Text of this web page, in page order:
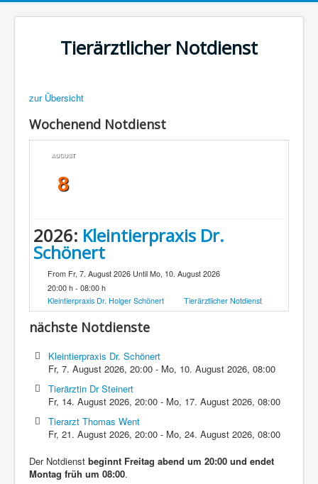
Tierärztlicher Notdienst
zur Übersicht
Wochenend Notdienst
AUGUST
8
2026: Kleintierpraxis Dr.
Schönert
From Fr, 7. August 2026 Until Mo, 10. August 2026
20:00 h - 08:00 h
Kleintierpraxis Dr. Holger Schönert
Tierärztlicher Notdienst
nächste Notdienste
Kleintierpraxis Dr. Schönert
Fr, 7. August 2026,20:00 - Mo, 10. August 2026,08:00
Tierärztin Dr Steinert
Fr, 14. August 2026,20:00 - Mo, 17. August 2026,08:00
Tierarzt Thomas Went
Fr, 21. August 2026,20:00 - Mo, 24. August 2026,08:00
Der Notdienst beginnt Freitag abend um 20:00 und endet
Montag früh um 08:00.